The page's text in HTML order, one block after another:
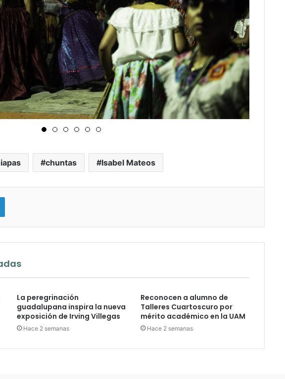
chuntas Isabel Mateos
LinkedIn
La peregrinación
guadalupana inspira la nueva
exposición de Irving Villegas
Hace 2 semanas
Reconocen a alumno de
Talleres Cuartoscuro por
mérito académico en la UAM
Hace 2 semanas